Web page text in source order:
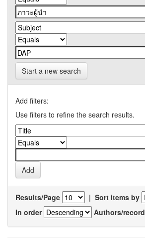
Start a new search
Add filters:
Use filters to refine the search results.
Results/Page | Sort items by
In order
Authors/record